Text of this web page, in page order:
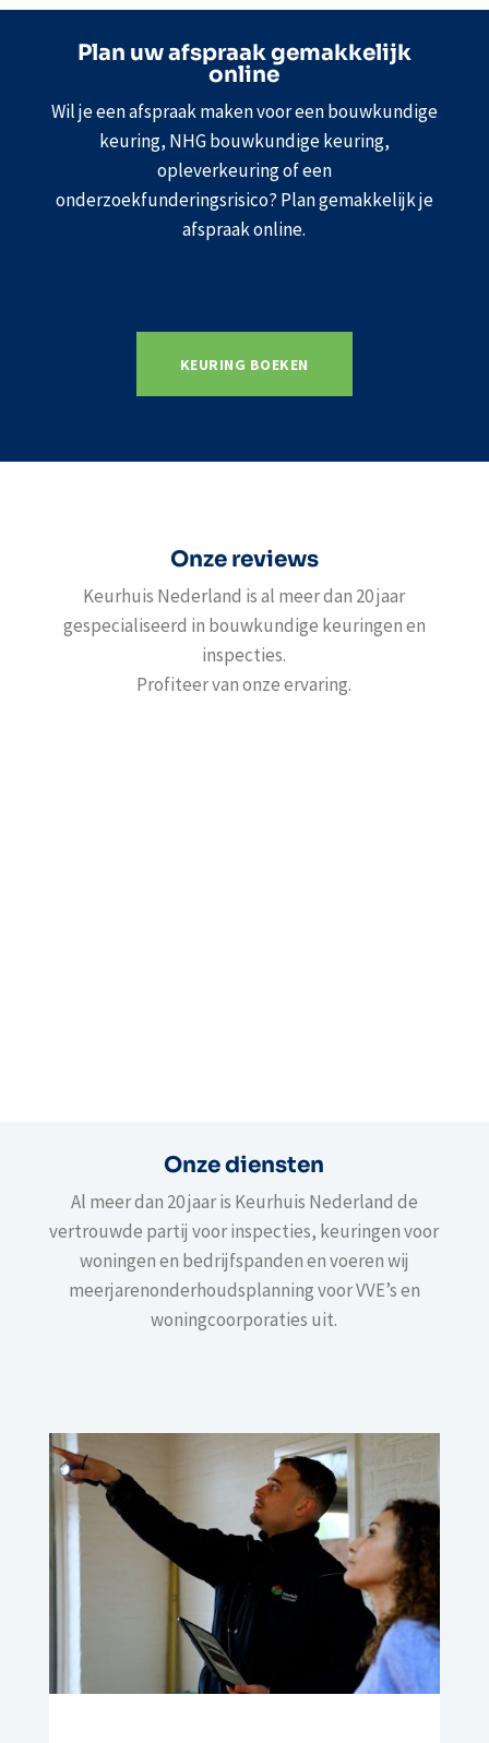
Plan uw afspraak gemakkelijk
online
Wil je een afspraak maken voor een bouwkundige
keuring, NHG bouwkundige keuring,
opleverkeuring of een
onderzoekfunderingsrisico? Plan gemakkelijk je
afspraak online.
KEURING BOEKEN
Onze reviews
Keurhuis Nederland is al meer dan 20 jaar
gespecialiseerd in bouwkundige keuringen en
inspecties.
Profiteer van onze ervaring.
Onze diensten
Al meer dan 20 jaar is Keurhuis Nederland de
vertrouwde partij voor inspecties, keuringen voor
woningen en bedrijfspanden en voeren wij
meerjarenonderhoudsplanning voor VVE’s en
woningcoorporaties uit.